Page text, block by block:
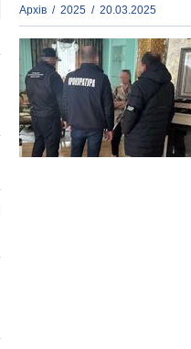
Архів / 2025 / 20.03.2025